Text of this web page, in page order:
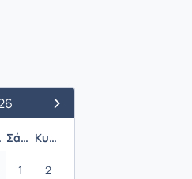
Επόμενος Μήνας
Σάββατο Κυριακή
1 2